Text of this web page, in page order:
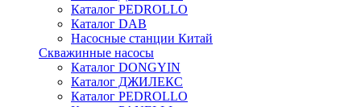
Каталог PEDROLLO
Каталог DAB
Насосные станции Китай
Скважинные насосы
Каталог DONGYIN
Каталог ДЖИЛЕКС
Каталог PEDROLLO